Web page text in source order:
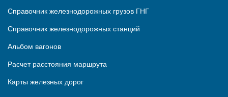
Справочник железнодорожных грузов ГНГ
Справочник железнодорожных станций
Альбом вагонов
Расчет расстояния маршрута
Карты железных дорог